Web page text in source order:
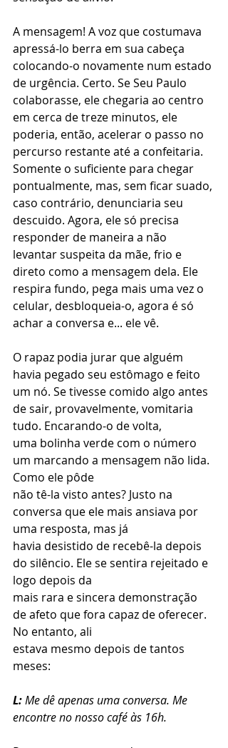
A mensagem! A voz que costumava
apressá-lo berra em sua cabeça
colocando-o novamente num estado
de urgência. Certo. Se Seu Paulo
colaborasse, ele chegaria ao centro
em cerca de treze minutos, ele
poderia, então, acelerar o passo no
percurso restante até a confeitaria.
Somente o suficiente para chegar
pontualmente, mas, sem ficar suado,
caso contrário, denunciaria seu
descuido. Agora, ele só precisa
responder de maneira a não
levantar suspeita da mãe, frio e
direto como a mensagem dela. Ele
respira fundo, pega mais uma vez o
celular, desbloqueia-o, agora é só
achar a conversa e... ele vê.
O rapaz podia jurar que alguém
havia pegado seu estômago e feito
um nó. Se tivesse comido algo antes
de sair, provavelmente, vomitaria
tudo. Encarando-o de volta,
uma bolinha verde com o número
um marcando a mensagem não lida.
Como ele pôde
não tê-la visto antes? Justo na
conversa que ele mais ansiava por
uma resposta, mas já
havia desistido de recebê-la depois
do silêncio. Ele se sentira rejeitado e
logo depois da
mais rara e sincera demonstração
de afeto que fora capaz de oferecer.
No entanto, ali
estava mesmo depois de tantos
meses:
L: Me dê apenas uma conversa. Me
encontre no nosso café às 16h.